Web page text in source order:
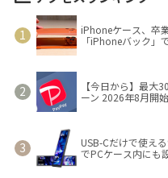
iPhoneケース、卒
「iPhoneバック」
【今日から】最大
ーン 2026年8月開
USB-Cだけで使え
でPCケース内にも